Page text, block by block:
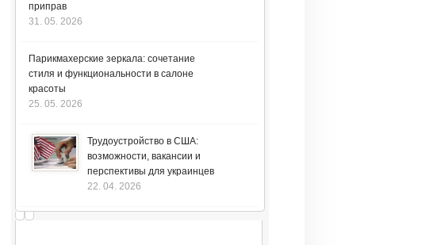
приправ
31. 05. 2026
Парикмахерские зеркала: сочетание
стиля и функциональности в салоне
красоты
25. 05. 2026
Трудоустройство в США:
возможности, вакансии и
перспективы для украинцев
22. 04. 2026